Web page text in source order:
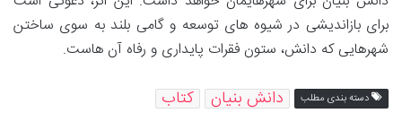
برای بازاندیشی در شیوه های توسعه و گامی بلند به سوی ساختن
شهرهایی که دانش، ستون فقرات پایداری و رفاه آن هاست.
دسته بندی مطلب دانش بنیان کتاب